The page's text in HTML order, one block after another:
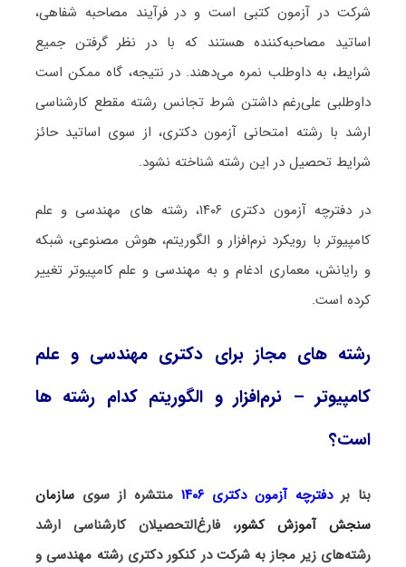
شرکت در آزمون کتبی است و در فرآیند مصاحبه شفاهی،
اساتید مصاحبه‌کننده هستند که با در نظر گرفتن جمیع
شرایط، به داوطلب نمره می‌دهند. در نتیجه، گاه ممکن است
داوطلبی علی‌رغم داشتن شرط تجانس رشته مقطع کارشناسی
ارشد با رشته امتحانی آزمون دکتری، از سوی اساتید حائز
شرایط تحصیل در این رشته شناخته نشود.
در دفترچه آزمون دکتری ۱۴۰۶، رشته های مهندسی و علم
کامپیوتر با رویکرد نرم‌افزار و الگوریتم، هوش مصنوعی، شبکه
و رایانش، معماری ادغام و به مهندسی و علم کامپیوتر تغییر
کرده است.
رشته های مجاز برای دکتری مهندسی و علم
کامپیوتر – نرم‌افزار و الگوریتم کدام رشته ها
است؟
بنا بردفترچه آزمون دکتری ۱۴۰۶ منتشره از سویسازمان
سنجش آموزش کشور، فارغ‌التحصیلان کارشناسی ارشد
رشته‌های زیر مجاز به شرکت در کنکور دکتری رشته مهندسی و